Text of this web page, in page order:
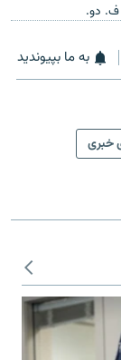
ف. دو.
به ما بپیوندید
خبری